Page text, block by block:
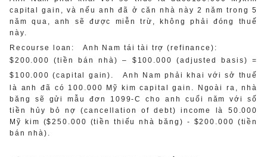
capital gain, và nếu anh đã ở căn nhà này 2 năm trong 5
năm qua, anh sẽ được miễn trừ, không phải đóng thuế
này.
Recourse loan:
Anh Nam tái tài trợ (refinance):
$200.000 (tiền bán nhà) – $100.000 (adjusted basis) =
$100.000 (capital gain).
Anh Nam phải khai với sở thuế
là anh đã có 100.000 Mỹ kim capital gain. Ngoài ra, nhà
băng sẽ gửi mẫu đơn 1099-C cho anh cuối năm với số
tiền hủy bỏ nợ (cancellation of debt) income là 50.000
Mỹ kim ($250.000 (tiền thiếu nhà băng) - $200.000 (tiền
bán nhà).